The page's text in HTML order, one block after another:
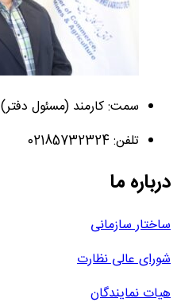
سمت: کارمند (مسئول دفتر)
تلفن: 02185732324
درباره ما
ساختار سازمانی
شورای عالی نظارت
هیات نمایندگان